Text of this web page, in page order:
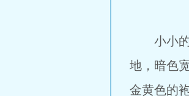
小小的
地，暗色
金黄色的